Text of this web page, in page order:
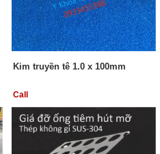
Kim truyền tê 1.0 x 100mm
Call